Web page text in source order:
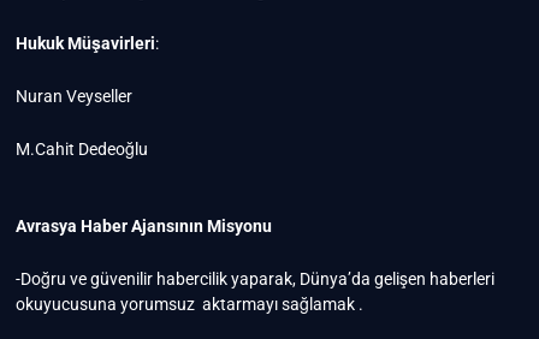
Hukuk Müşavirleri:
Nuran Veyseller
M.Cahit Dedeoğlu
Avrasya Haber Ajansının Misyonu
-Doğru ve güvenilir habercilik yaparak, Dünya’da gelişen haberleri
okuyucusuna yorumsuz aktarmayı sağlamak .